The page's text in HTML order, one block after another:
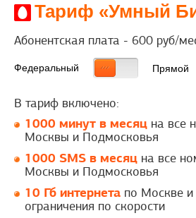
Тариф «Умный
Абонентская плата - 600 руб/
Федеральный Прямой
В тариф включено:
1000 минут в месяц на все
Москвы и Подмосковья
1000 SMS в месяц на все
Москвы и Подмосковья
10 Гб интернета по Москве
ограничения по скорости